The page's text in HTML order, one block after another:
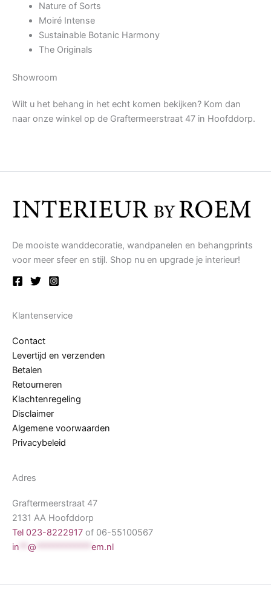
Nature of Sorts
Moiré Intense
Sustainable Botanic Harmony
The Originals
Showroom
Wilt u het behang in het echt komen bekijken? Kom dan
naar onze winkel op de Graftermeerstraat 47 in Hoofddorp.
De mooiste wanddecoratie, wandpanelen en behangprints
voor meer sfeer en stijl. Shop nu en upgrade je interieur!
Klantenservice
Contact
Levertijd en verzenden
Betalen
Retourneren
Klachtenregeling
Disclaimer
Algemene voorwaarden
Privacybeleid
Adres
Graftermeerstraat 47
2131 AA Hoofddorp
Tel 023-8222917 of 06-55100567
in
@ em.nl